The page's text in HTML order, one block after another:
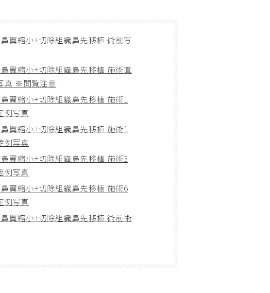
翼縮小+切除組織鼻先移植 術前写
翼縮小+切除組織鼻先移植 施術直
真 ※閲覧注意
翼縮小+切除組織鼻先移植 施術1
例写真
翼縮小+切除組織鼻先移植 施術1
例写真
翼縮小+切除組織鼻先移植 施術3
例写真
翼縮小+切除組織鼻先移植 施術6
例写真
翼縮小+切除組織鼻先移植 術前術